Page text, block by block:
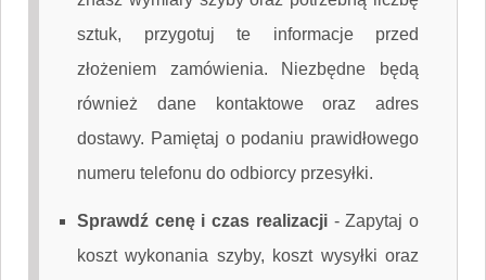
sztuk, przygotuj te informacje przed
złożeniem zamówienia. Niezbędne będą
również dane kontaktowe oraz adres
dostawy. Pamiętaj o podaniu prawidłowego
numeru telefonu do odbiorcy przesyłki.
Sprawdź cenę i czas realizacji-Zapytaj o
koszt wykonania szyby, koszt wysyłki oraz